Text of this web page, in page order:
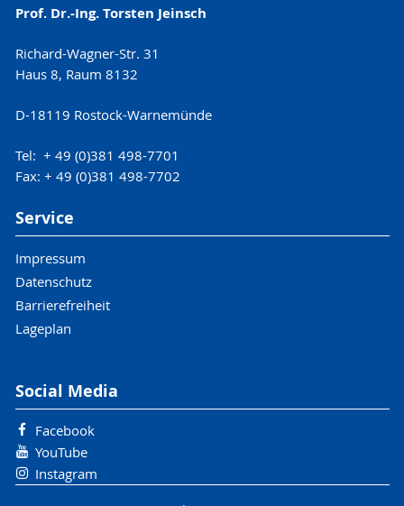
Prof. Dr.-Ing. Torsten Jeinsch
Richard-Wagner-Str. 31
Haus 8, Raum 8132
D-18119 Rostock-Warnemünde
Tel: + 49 (0)381 498-7701
Fax: + 49 (0)381 498-7702
Service
Impressum
Datenschutz
Barrierefreiheit
Lageplan
Social Media
Facebook
YouTube
Instagram